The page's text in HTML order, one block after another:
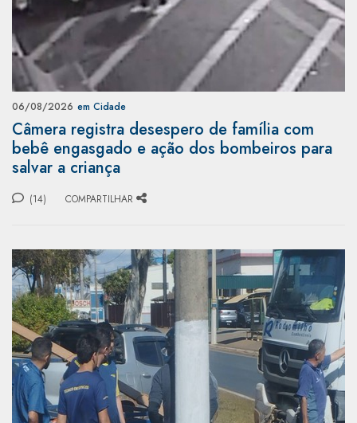
06/08/2026 em Cidade
Câmera registra desespero de família com
bebê engasgado e ação dos bombeiros para
salvar a criança
(14) COMPARTILHAR